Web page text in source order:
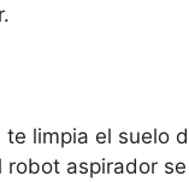
limpia el suelo
robot aspirador